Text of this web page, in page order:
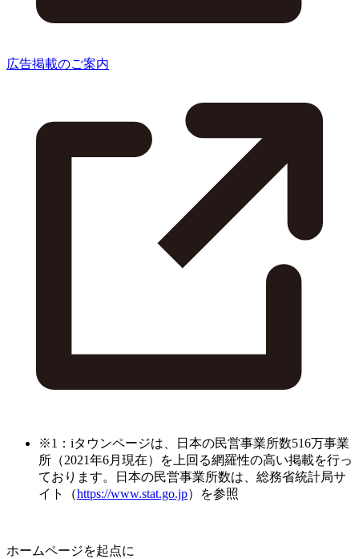
広告掲載のご案内
※1：iタウンページは、日本の民営事業所数516万事業
所（2021年6月現在）を上回る網羅性の高い掲載を行っ
ております。日本の民営事業所数は、総務省統計局サ
イト（https://www.stat.go.jp）を参照
ホームページを起点に